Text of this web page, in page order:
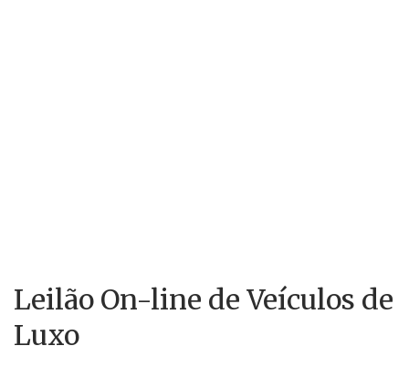
Leilão On-line de Veículos de
Luxo